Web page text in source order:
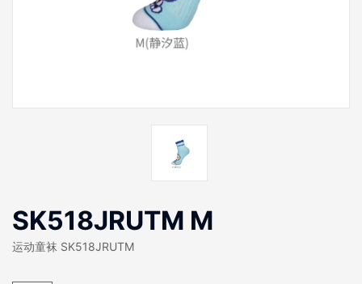
SK518JRUTM M
运动童袜 SK518JRUTM